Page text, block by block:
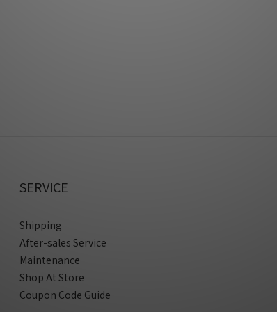
SERVICE
Shipping
After-sales Service
Maintenance
Shop At Store
Coupon Code Guide